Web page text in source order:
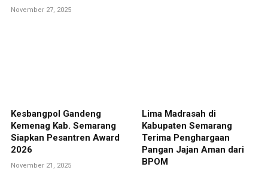
November 27, 2025
Kesbangpol Gandeng
Kemenag Kab. Semarang
Siapkan Pesantren Award
2026
November 21, 2025
Lima Madrasah di
Kabupaten Semarang
Terima Penghargaan
Pangan Jajan Aman dari
BPOM